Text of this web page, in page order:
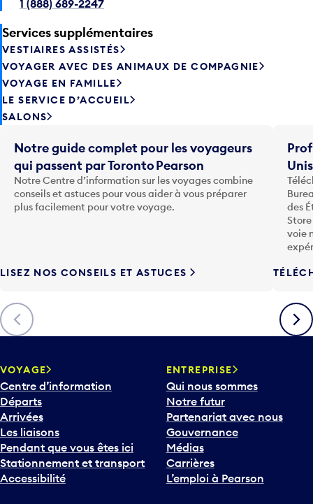
1 (888) 689-2247
Services supplémentaires
VESTIAIRES ASSISTÉS
VOYAGER AVEC DES ANIMAUX DE COMPAGNIE
VOYAGE EN FAMILLE
LE SERVICE D’ACCUEIL
SALONS
Précédent
Notre guide complet pour les voyageurs
qui passent par Toronto Pearson
Notre Centre d’information sur les voyages combine
conseils et astuces pour vous aider à vous préparer
plus facilement pour votre voyage.
LISEZ NOS CONSEILS ET ASTUCES
des
voie
VOYAGE
Centre d’information
Départs
Arrivées
Les liaisons
Pendant que vous êtes ici
Stationnement et transport
Accessibilité
ENTREPRISE
Qui nous sommes
Notre futur
Partenariat avec nous
Gouvernance
Médias
Carrières
L’emploi à Pearson